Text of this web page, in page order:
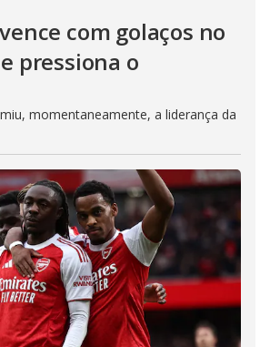
com golaços no
pressiona o
momentaneamente, a liderança da